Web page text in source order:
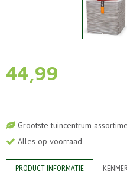
44,99
Grootste tuincentrum
Alles op voorraad
PRODUCT INFORMATIE